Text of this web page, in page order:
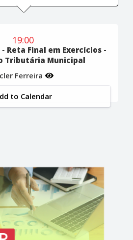
19:00
- Reta Final em Exercícios -
Tributária Municipal
Ferreira
to Calendar